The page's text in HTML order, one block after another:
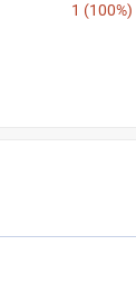
1 (100%)